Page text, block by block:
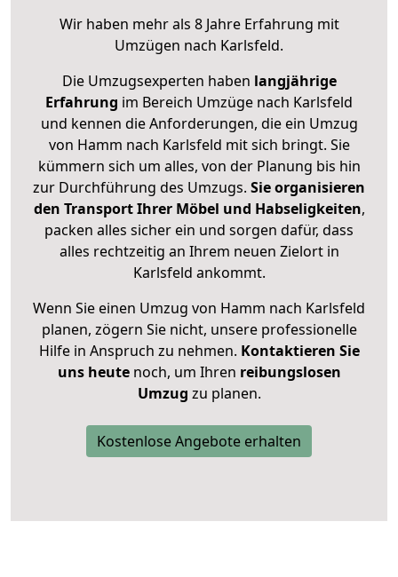
Wir haben mehr als 8 Jahre Erfahrung mit
Umzügen nach Karlsfeld.
Die Umzugsexperten haben langjährige
Erfahrung im Bereich Umzüge nach Karlsfeld
und kennen die Anforderungen, die ein Umzug
von Hamm nach Karlsfeld mit sich bringt. Sie
kümmern sich um alles, von der Planung bis hin
zur Durchführung des Umzugs. Sie organisieren
den Transport Ihrer Möbel und Habseligkeiten,
packen alles sicher ein und sorgen dafür, dass
alles rechtzeitig an Ihrem neuen Zielort in
Karlsfeld ankommt.
Wenn Sie einen Umzug von Hamm nach Karlsfeld
planen, zögern Sie nicht, unsere professionelle
Hilfe in Anspruch zu nehmen. Kontaktieren Sie
uns heutenoch, um Ihren reibungslosen
Umzug zu planen.
Kostenlose Angebote erhalten